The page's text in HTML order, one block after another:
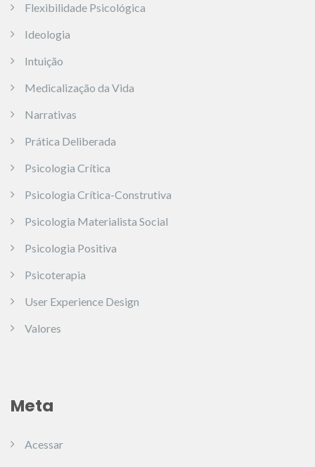
Flexibilidade Psicológica
Ideologia
Intuição
Medicalização da Vida
Narrativas
Prática Deliberada
Psicologia Crítica
Psicologia Crítica-Construtiva
Psicologia Materialista Social
Psicologia Positiva
Psicoterapia
User Experience Design
Valores
Meta
Acessar